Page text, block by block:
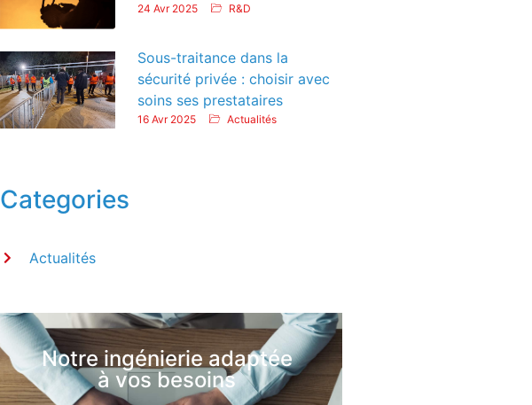
24 Avr 2025 R&D
Sous-traitance dans la
sécurité privée : choisir avec
soins ses prestataires
16 Avr 2025 Actualités
Categories
Actualités
Notre ingénierie adaptée
à vos besoins